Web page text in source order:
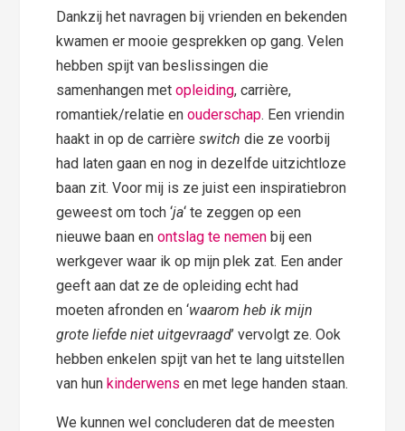
Dankzij het navragen bij vrienden en bekenden
kwamen er mooie gesprekken op gang. Velen
hebben spijt van beslissingen die
samenhangen metopleiding, carrière,
romantiek/relatie enouderschap. Een vriendin
haakt in op de carrièreswitchdie ze voorbij
had laten gaan en nog in dezelfde uitzichtloze
baan zit. Voor mij is ze juist een inspiratiebron
geweest om toch ‘ja‘ te zeggen op een
nieuwe baan enontslag te nemen bij een
werkgever waar ik op mijn plek zat. Een ander
geeft aan dat ze de opleiding echt had
moeten afronden en ‘waarom heb ik mijn
grote liefde niet uitgevraagd’ vervolgt ze. Ook
hebben enkelen spijt van het te lang uitstellen
van hunkinderwensen met lege handen staan.
We kunnen wel concluderen dat de meesten